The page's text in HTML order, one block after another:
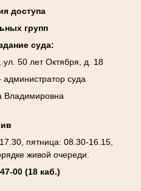
доступа
групп
суда:
ул. 50 лет Октября, д. 18
суда
Владимировна
пятница: 08.30-16.15,
живой очереди.
00 (18 каб.)